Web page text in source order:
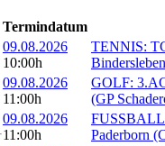
Termindatum
09.08.2026
10:00h
TENNIS:
09.08.2026
11:00h
GOLF:
(GP
09.08.2026
11:00h
Paderborn